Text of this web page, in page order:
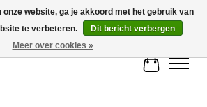
verstuurd | Gratis verzending vanaf € 75
onze website, ga je akkoord met het gebruik van
te verbeteren.
Dit bericht verbergen
Meer over cookies »